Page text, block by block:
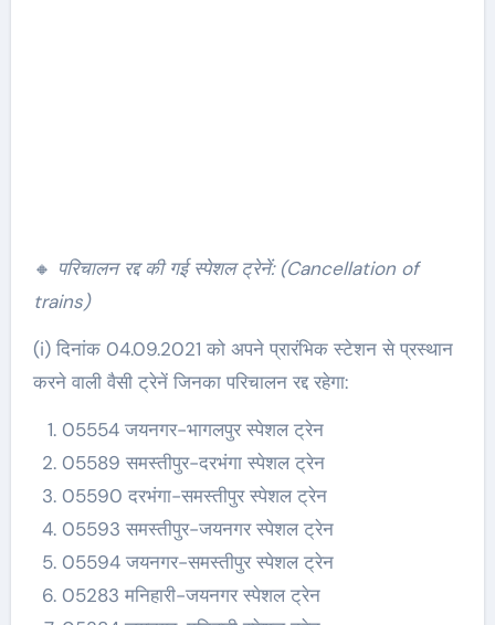
🔸 परिचालन रद्द की गई स्पेशल ट्रेनें: (Cancellation of
trains)
(i) दिनांक 04.09.2021 को अपने प्रारंभिक स्टेशन से प्रस्थान
करने वाली वैसी ट्रेनें जिनका परिचालन रद्द रहेगा:
05554 जयनगर-भागलपुर स्पेशल ट्रेन
05589 समस्तीपुर-दरभंगा स्पेशल ट्रेन
05590 दरभंगा-समस्तीपुर स्पेशल ट्रेन
05593 समस्तीपुर-जयनगर स्पेशल ट्रेन
05594 जयनगर-समस्तीपुर स्पेशल ट्रेन
05283 मनिहारी-जयनगर स्पेशल ट्रेन